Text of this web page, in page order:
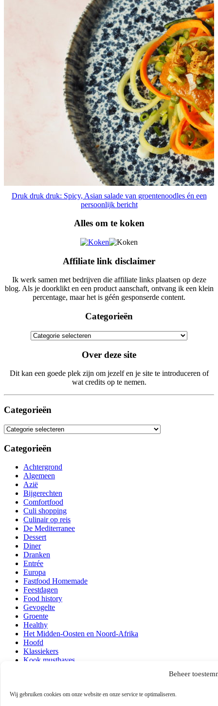
Beheer
Wij gebruiken cookies om onze website en onze service te optimaliseren.
Druk druk druk: Spicy, Asian salade van groentenoodles én een
persoonlijk bericht
Alles om te koken
Affiliate link disclaimer
Ik werk samen met bedrijven die affiliate links plaatsen op deze
blog. Als je doorklikt en een product aanschaft, ontvang ik een klein
percentage, maar het is géén gesponserde content.
Categorieën
Categorieën
Over deze site
Dit kan een goede plek zijn om jezelf en je site te introduceren of
wat credits op te nemen.
Categorieën
Categorieën
Categorieën
Achtergrond
Algemeen
Azië
Bijgerechten
Comfortfood
Culi shopping
Culinair op reis
De Mediterranee
Dessert
Diner
Dranken
Entrée
Europa
Fastfood Homemade
Feestdagen
Food history
Gevogelte
Groente
Healthy
Het Midden-Oosten en Noord-Afrika
Hoofd
Klassiekers
Kook musthaves
Over mij